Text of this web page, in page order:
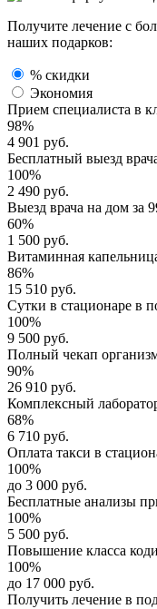
Получите лечение с
наших подарков:
% скидки
Экономия
Прием специалиста в
98%
4 901 руб.
Бесплатный выезд
100%
2 490 руб.
Выезд врача на дом за
60%
1 500 руб.
Витаминная
86%
15 510 руб.
Сутки в стационаре в
100%
9 500 руб.
Полный чекап
90%
26 910 руб.
Комплексный
68%
6 710 руб.
Оплата такси в
100%
до 3 000 руб.
Бесплатные анализы
100%
5 500 руб.
Повышение класса
100%
до 17 000 руб.
Получить лечение в